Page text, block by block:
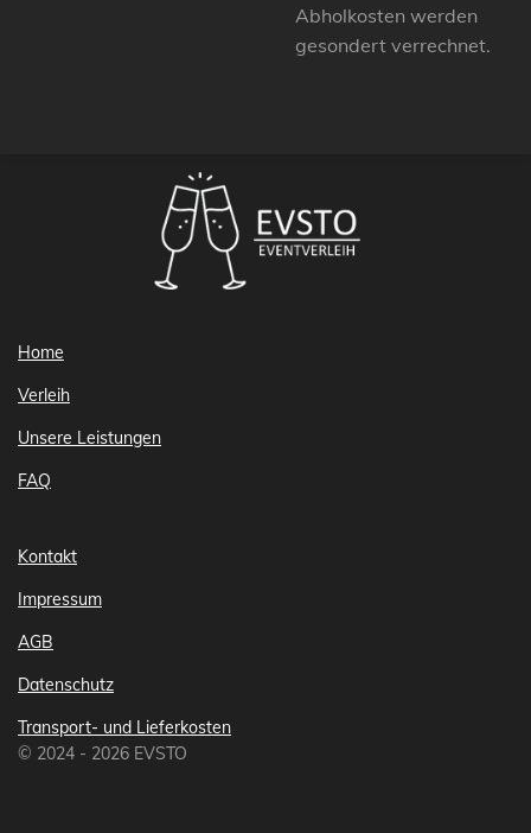
Abholkosten werden
gesondert verrechnet.
Home
Verleih
Unsere Leistungen
FAQ
Kontakt
Impressum
AGB
Datenschutz
Transport- und Lieferkosten
© 2024 - 2026 EVSTO